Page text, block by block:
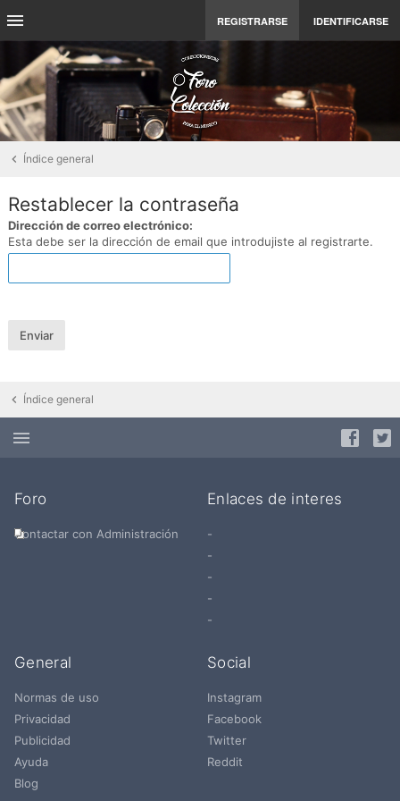
REGISTRARSE IDENTIFICARSE
Índice general
Restablecer la contraseña
Dirección de correo electrónico:
Esta debe ser la dirección de email que introdujiste al registrarte.
Índice general
Foro
Contactar con Administración
Enlaces de interes
-
-
-
-
-
General
Normas de uso
Privacidad
Publicidad
Ayuda
Blog
Social
Instagram
Facebook
Twitter
Reddit